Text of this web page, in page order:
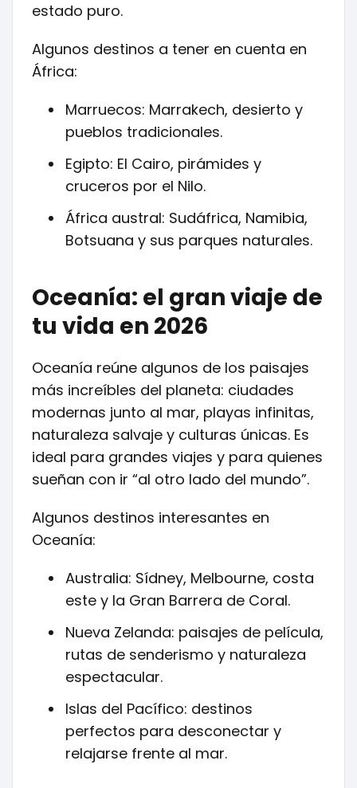
estado puro.
Algunos destinos a tener en cuenta en
África:
Marruecos: Marrakech, desierto y
pueblos tradicionales.
Egipto: El Cairo, pirámides y
cruceros por el Nilo.
África austral: Sudáfrica, Namibia,
Botsuana y sus parques naturales.
Oceanía: el gran viaje de
tu vida en 2026
Oceanía reúne algunos de los paisajes
más increíbles del planeta: ciudades
modernas junto al mar, playas infinitas,
naturaleza salvaje y culturas únicas. Es
ideal para grandes viajes y para quienes
sueñan con ir “al otro lado del mundo”.
Algunos destinos interesantes en
Oceanía:
Australia: Sídney, Melbourne, costa
este y la Gran Barrera de Coral.
Nueva Zelanda: paisajes de película,
rutas de senderismo y naturaleza
espectacular.
Islas del Pacífico: destinos
perfectos para desconectar y
relajarse frente al mar.